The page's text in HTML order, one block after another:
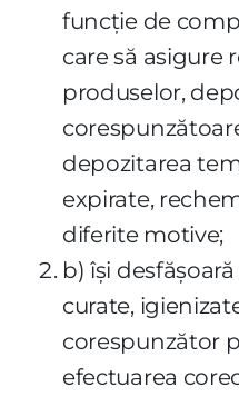
funcţie de
care să asigure
produselor,
depozitarea
expirate,
diferite motive;
b) îşi
curate,
corespunzător
efectuarea